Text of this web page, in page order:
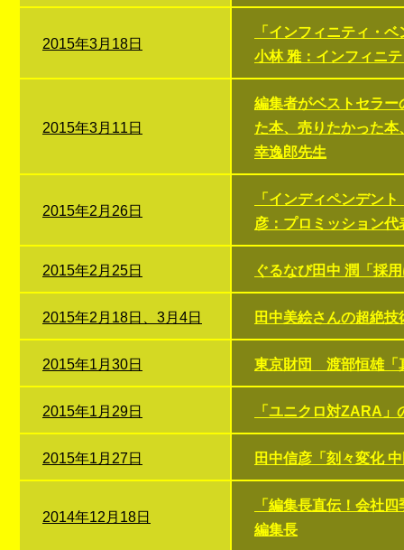
2015年3月18日
「インフィニティ・
小林 雅：インフィニ
2015年3月11日
編集者がベストセラー
た本、売りたかった
幸逸郎先生
2015年2月26日
「インディペンデン
彦：プロミッション代
2015年2月25日 ぐるなび田中 潤「採
2015年2月18日、3月4日 田中美絵さんの超絶
2015年1月30日 東京財団 渡部恒雄「
2015年1月29日 「ユニクロ対ZARA
2015年1月27日 田中信彦「刻々変化
2014年12月18日
「編集長直伝！会社
編集長